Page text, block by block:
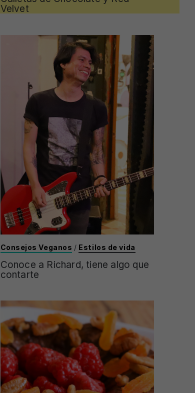
Velvet
Consejos Veganos / Estilos de vida
Conoce a Richard, tiene algo que
contarte